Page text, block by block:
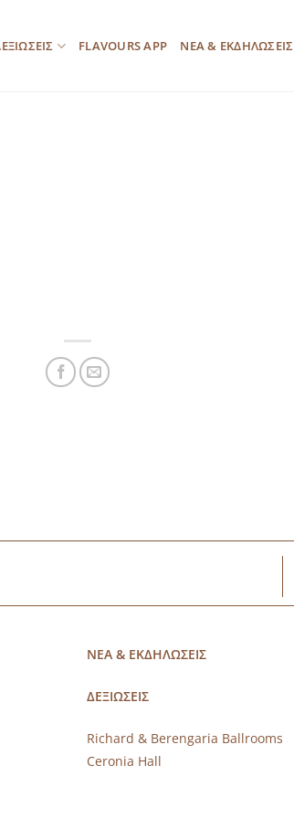
FLAVOURS APP ΝΕΑ & ΕΚΔΗΛΩΣΕΙΣ
ΝΕΑ & ΕΚΔΗΛΩΣΕΙΣ
ΔΕΞΙΩΣΕΙΣ
Richard & Berengaria Ballrooms
Ceronia Hall